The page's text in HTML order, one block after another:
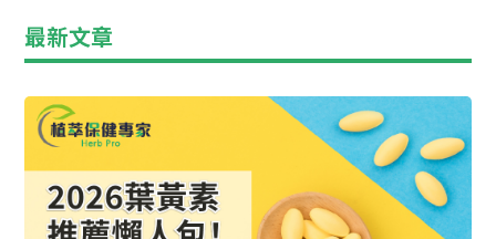
最新文章